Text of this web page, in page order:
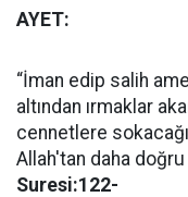
AYET:
“İman edip salih
altından ırmaklar
cennetlere
Allah'tan daha
Suresi:122-